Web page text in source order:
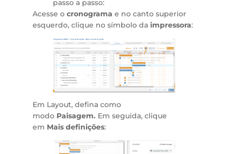
passo a passo:
Acesse o cronograma e no canto superior
esquerdo, clique no símbolo da impressora:
Em Layout, defina como
modo Paisagem. Em seguida, clique
em Mais definições: